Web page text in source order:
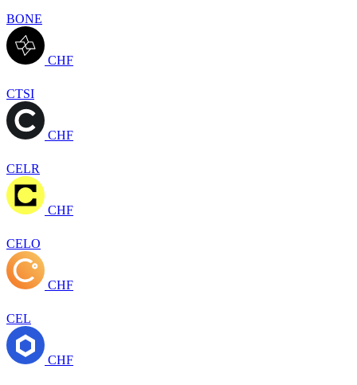
BONE
CHF
CTSI
CHF
CELR
CHF
CELO
CHF
CEL
CHF